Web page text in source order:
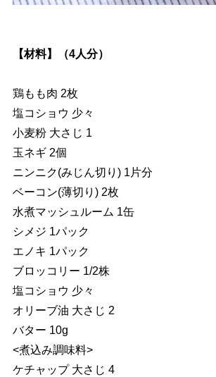
【材料】（4人分）
鶏もも肉 2枚
塩コショウ 少々
小麦粉 大さじ 1
玉ネギ 2個
ニンニク(みじん切り) 1片分
ベーコン(薄切り) 2枚
水煮マッシュルーム 1缶
シメジ 1パック
エノキ 1パック
ブロッコリー 1/2株
塩コショウ 少々
オリーブ油 大さじ 2
バター 10g
<煮込み調味料>
ケチャップ 大さじ 4